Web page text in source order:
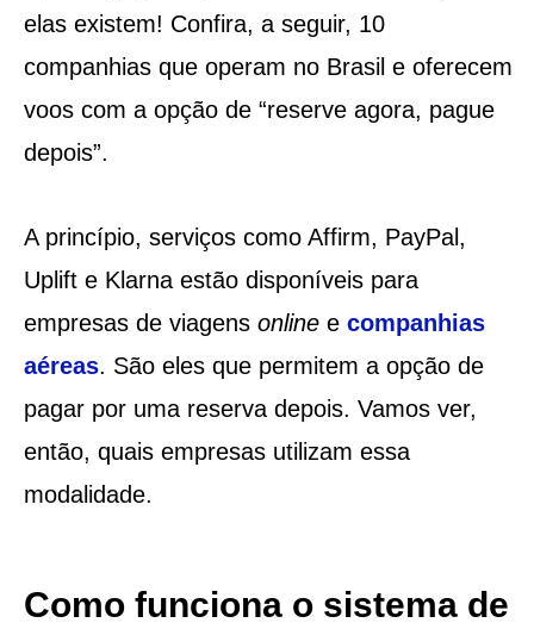
elas existem! Confira, a seguir, 10
companhias que operam no Brasil e oferecem
voos com a opção de “reserve agora, pague
depois”.
A princípio, serviços como Affirm, PayPal,
Uplift e Klarna estão disponíveis para
empresas de viagens onlinee companhias
aéreas. São eles que permitem a opção de
pagar por uma reserva depois. Vamos ver,
então, quais empresas utilizam essa
modalidade.
Como funciona o sistema de